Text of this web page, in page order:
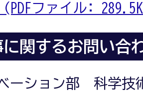
ファイル:
に関するお問い合
ーション部 科学技